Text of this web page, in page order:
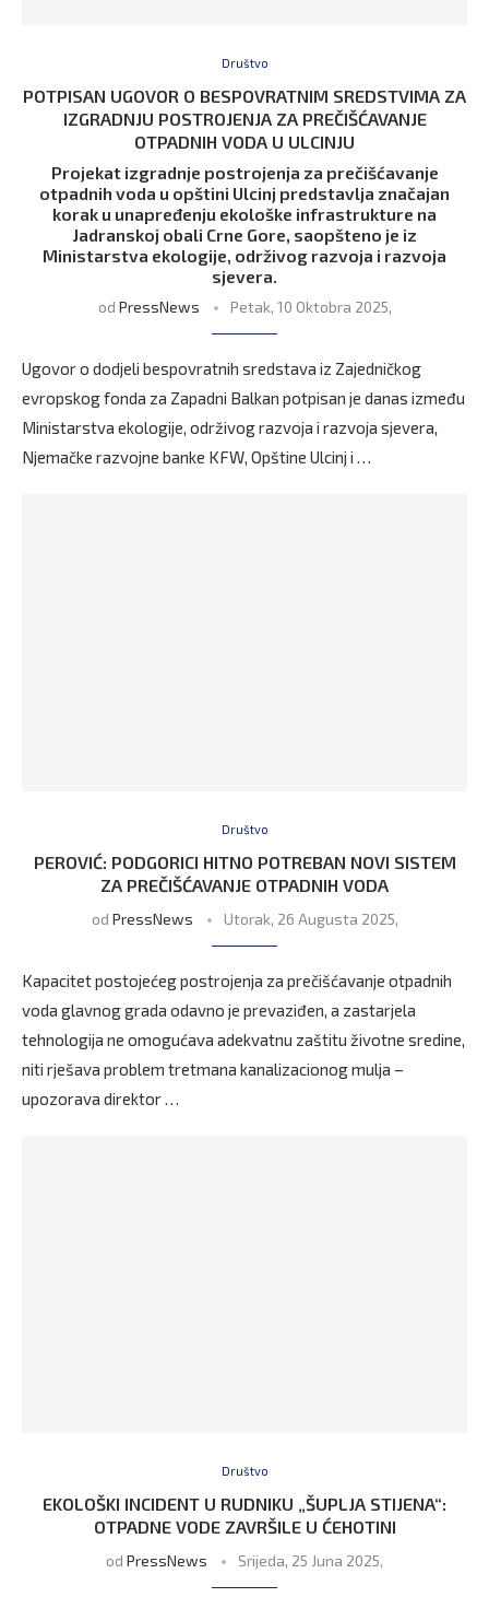
Društvo
POTPISAN UGOVOR O BESPOVRATNIM SREDSTVIMA ZA
IZGRADNJU POSTROJENJA ZA PREČIŠĆAVANJE
OTPADNIH VODA U ULCINJU
Projekat izgradnje postrojenja za prečišćavanje
otpadnih voda u opštini Ulcinj predstavlja značajan
korak u unapređenju ekološke infrastrukture na
Jadranskoj obali Crne Gore, saopšteno je iz
Ministarstva ekologije, održivog razvoja i razvoja
sjevera.
od PressNews Petak, 10 Oktobra 2025,
Ugovor o dodjeli bespovratnih sredstava iz Zajedničkog
evropskog fonda za Zapadni Balkan potpisan je danas između
Ministarstva ekologije, održivog razvoja i razvoja sjevera,
Njemačke razvojne banke KFW, Opštine Ulcinj i …
Društvo
PEROVIĆ: PODGORICI HITNO POTREBAN NOVI SISTEM
ZA PREČIŠĆAVANJE OTPADNIH VODA
od PressNews Utorak, 26 Augusta 2025,
Kapacitet postojećeg postrojenja za prečišćavanje otpadnih
voda glavnog grada odavno je prevaziđen, a zastarjela
tehnologija ne omogućava adekvatnu zaštitu životne sredine,
niti rješava problem tretmana kanalizacionog mulja –
upozorava direktor …
Društvo
EKOLOŠKI INCIDENT U RUDNIKU „ŠUPLJA STIJENA“:
OTPADNE VODE ZAVRŠILE U ĆEHOTINI
od PressNews Srijeda, 25 Juna 2025,